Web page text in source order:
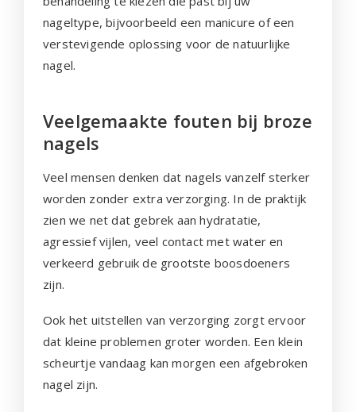
nageltype, bijvoorbeeld een manicure of een
verstevigende oplossing voor de natuurlijke
nagel.
Veelgemaakte fouten bij broze
nagels
Veel mensen denken dat nagels vanzelf sterker
worden zonder extra verzorging. In de praktijk
zien we net dat gebrek aan hydratatie,
agressief vijlen, veel contact met water en
verkeerd gebruik de grootste boosdoeners
zijn.
Ook het uitstellen van verzorging zorgt ervoor
dat kleine problemen groter worden. Een klein
scheurtje vandaag kan morgen een afgebroken
nagel zijn.